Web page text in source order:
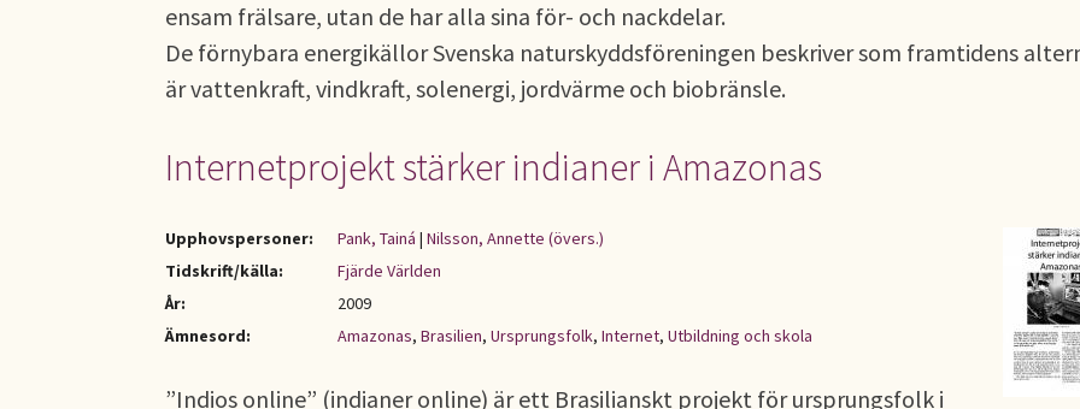
ensam frälsare, utan de har alla sina för- och nackdelar.
De förnybara energikällor Svenska naturskyddsföreningen beskriver som framtidens
är vattenkraft, vindkraft, solenergi, jordvärme och biobränsle.
Internetprojekt stärker indianer i Amazonas
Upphovspersoner: Pank, Tainá | Nilsson, Annette (övers.)
Tidskrift/källa:
Fjärde Världen
År:
2009
Ämnesord:
Amazonas, Brasilien, Ursprungsfolk, Internet, Utbildning och skola
”Indios online” (indianer online) är ett Brasilianskt projekt för ursprungsfolk i